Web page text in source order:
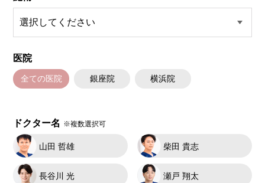
医院
全ての医院 銀座院 横浜院
ドクター名 ※複数選択可
山田 哲雄 柴田 貴志
長谷川 光 瀬戸 翔太